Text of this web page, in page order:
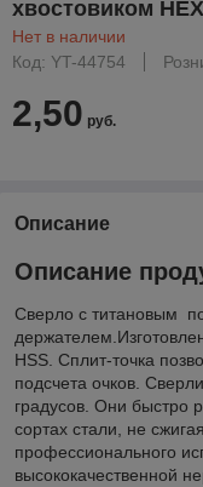
хвостовиком
Нет в наличии
Код: YT-44754
2,50 руб.
Описание
Описание
Сверло с титановым
HSS. Сплит-точка
подсчета очков.
градусов. Они быстро
сортах стали, не
профессионального
высококачественной